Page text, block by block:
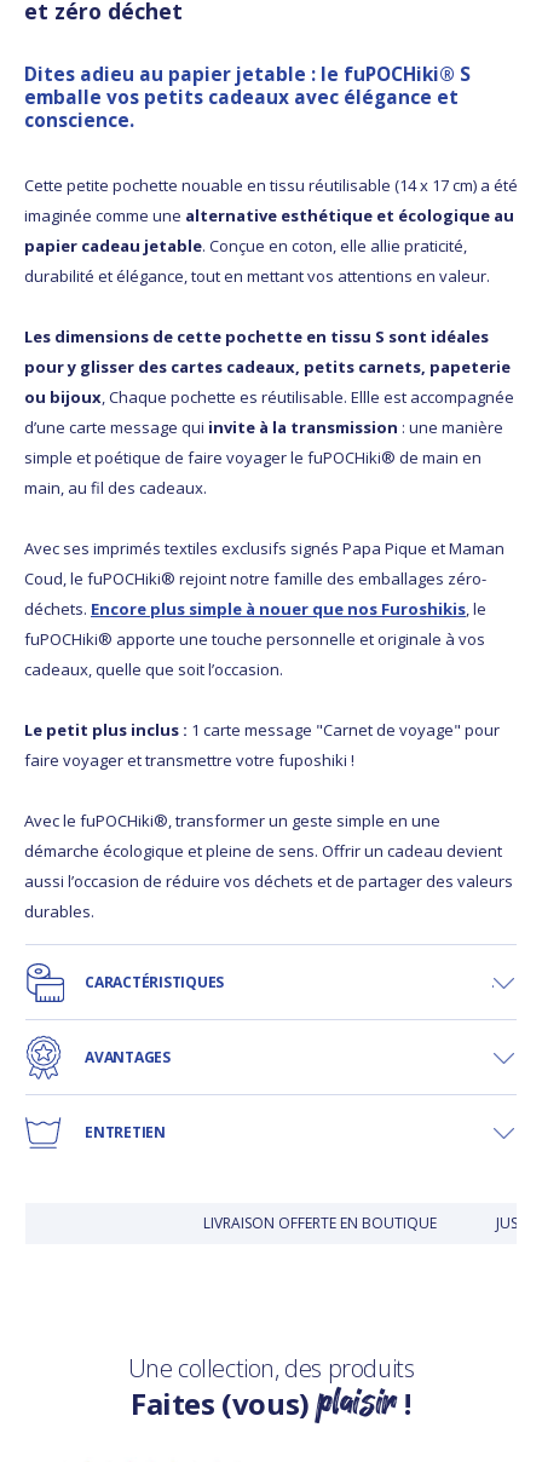
et zéro déchet
Dites adieu au papier jetable : le fuPOCHiki® S
emballe vos petits cadeaux avec élégance et
conscience.
Cette petite pochette nouable en tissu réutilisable (14 x 17 cm) a été
imaginée comme une alternative esthétique et écologique au
papier cadeau jetable. Conçue en coton, elle allie praticité,
durabilité et élégance, tout en mettant vos attentions en valeur.
Les dimensions de cette pochette en tissu S sont idéales
pour y glisser des cartes cadeaux, petits carnets, papeterie
ou bijoux, Chaque pochette es réutilisable. Ellle est accompagnée
d’une carte message qui invite à la transmission : une manière
simple et poétique de faire voyager le fuPOCHiki® de main en
main, au fil des cadeaux.
Avec ses imprimés textiles exclusifs signés Papa Pique et Maman
Coud, le fuPOCHiki® rejoint notre famille des emballages zéro-
déchets. Encore plus simple à nouer que nos Furoshikis, le
fuPOCHiki® apporte une touche personnelle et originale à vos
cadeaux, quelle que soit l’occasion.
Le petit plus inclus : 1 carte message "Carnet de voyage" pour
faire voyager et transmettre votre fuposhiki !
Avec le fuPOCHiki®, transformer un geste simple en une
démarche écologique et pleine de sens. Offrir un cadeau devient
aussi l’occasion de réduire vos déchets et de partager des valeurs
durables.
CARACTÉRISTIQUES
AVANTAGES
ENTRETIEN
LIVRAISON OFFERTE EN BOUTIQUE
Une collection, des produits
Faites (vous)plaisir!